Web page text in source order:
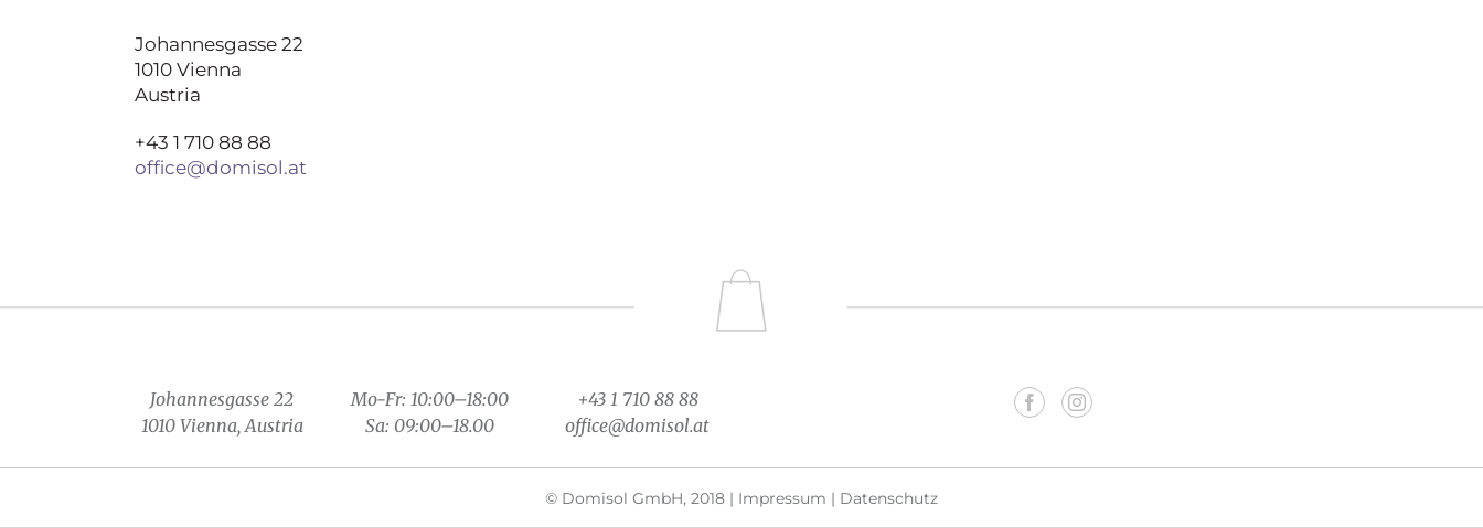
Johannesgasse 22
1010 Vienna
Austria
+43 1 710 88 88
office@domisol.at
Johannesgasse 22
1010 Vienna, Austria
Mo-Fr: 10:00–18:00
Sa: 09:00–18.00
+43 1 710 88 88
office@domisol.at
© Domisol GmbH, 2018 | Impressum | Datenschutz